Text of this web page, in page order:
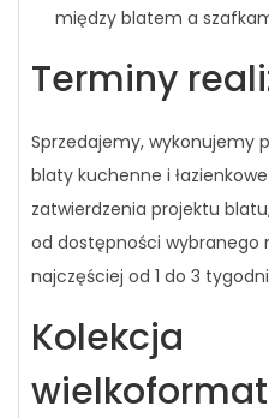
między blatem a
Terminy
Sprzedajemy, wykonujemy
blaty kuchenne i
zatwierdzenia projektu
od dostępności wybranego
najczęściej od 1 do 3
Kolekcja